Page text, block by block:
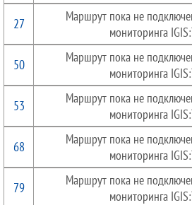
27
Маршрут пока не
мониторинга
50
Маршрут пока не
мониторинга
53
Маршрут пока не
мониторинга
68
Маршрут пока не
мониторинга
79
Маршрут пока не
мониторинга